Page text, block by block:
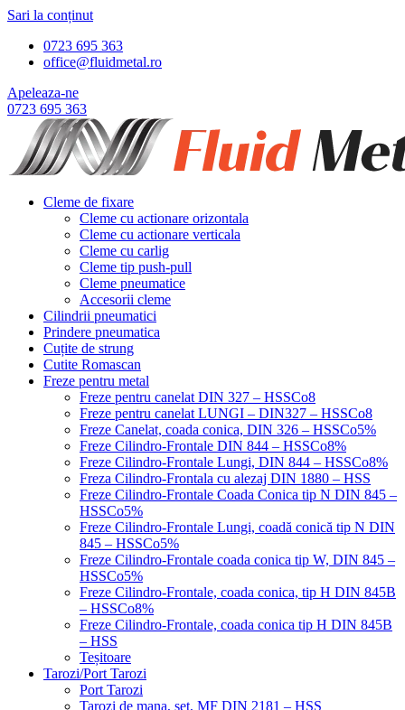
Sari la conținut
0723 695 363
office@fluidmetal.ro
Apeleaza-ne
0723 695 363
Cleme de fixare
Cleme cu actionare orizontala
Cleme cu actionare verticala
Cleme cu carlig
Cleme tip push-pull
Cleme pneumatice
Accesorii cleme
Cilindrii pneumatici
Prindere pneumatica
Cuțite de strung
Cutite Romascan
Freze pentru metal
Freze pentru canelat DIN 327 – HSSCo8
Freze pentru canelat LUNGI – DIN327 – HSSCo8
Freze Canelat, coada conica, DIN 326 – HSSCo5%
Freze Cilindro-Frontale DIN 844 – HSSCo8%
Freze Cilindro-Frontale Lungi, DIN 844 – HSSCo8%
Freza Cilindro-Frontala cu alezaj DIN 1880 – HSS
Freze Cilindro-Frontale Coada Conica tip N DIN 845 –
HSSCo5%
Freze Cilindro-Frontale Lungi, coadă conică tip N DIN
845 – HSSCo5%
Freze Cilindro-Frontale coada conica tip W, DIN 845 –
HSSCo5%
Freze Cilindro-Frontale, coada conica, tip H DIN 845B
– HSSCo8%
Freze Cilindro-Frontale, coada conica tip H DIN 845B
– HSS
Teșitoare
Tarozi/Port Tarozi
Port Tarozi
Tarozi de mana, set, MF DIN 2181 – HSS